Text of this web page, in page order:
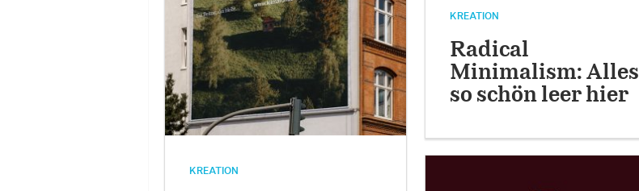
KREATION
KREATION
Radical
Minimalism: Alles
so schön leer hier